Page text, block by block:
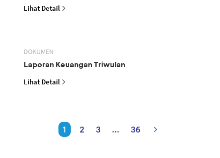
Lihat Detail
DOKUMEN
Laporan Keuangan Triwulan
Lihat Detail
1 2 3 ... 36